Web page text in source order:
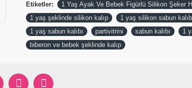
Etiketler:
1 Yaş Ayak Ve Bebek Figürlü Silikon Şeker
1 yaş şeklinde silikon kalıp
1 yaş silikon sabun
1 yaş sabun kalıbı
partivitrini sabun kalıbı
1
biberon ve bebek şeklinde kalıp